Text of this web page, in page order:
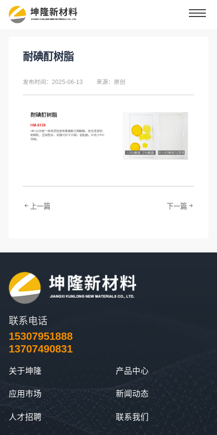
耐碘酊树脂
发布时间：2025-06-13 来源：原创
上一篇 下一篇
联系电话
15307951888
13707490831
关于坤隆 产品中心
应用市场 新闻动态
人才招聘 联系我们